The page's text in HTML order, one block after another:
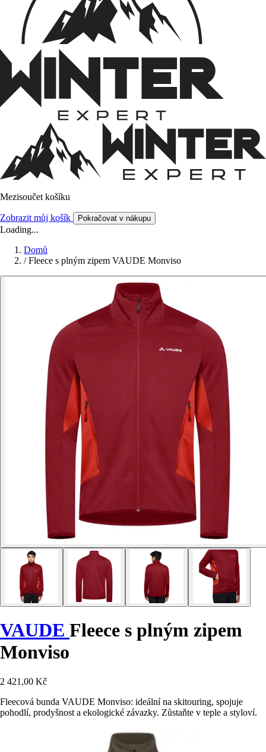
Mezisoučet košíku
Zobrazit můj košík Pokračovat v nákupu
Loading...
Domů
/ Fleece s plným zipem VAUDE Monviso
VAUDE Fleece s plným zipem
Monviso
2 421,00 Kč
Fleecová bunda VAUDE Monviso: ideální na skitouring, spojuje
pohodlí, prodyšnost a ekologické závazky. Zůstaňte v teple a styloví.